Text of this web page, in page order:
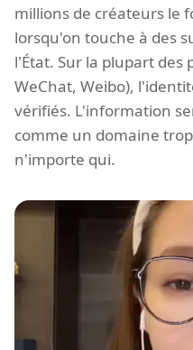
millions de créateurs le
lorsqu'on touche à des
l'État. Sur la plupart des
WeChat, Weibo),
vérifiés. L'information
comme un domaine
n'importe qui.